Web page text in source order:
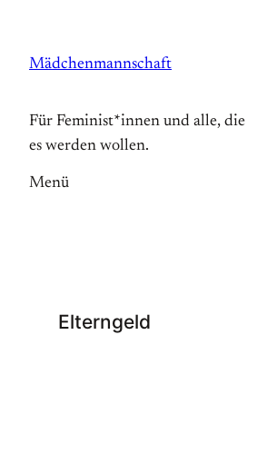
springen
Mädchenmannschaft
Für Feminist*innen und alle, die
es werden wollen.
Menü
Elterngeld